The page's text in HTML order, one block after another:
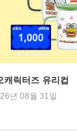
릭터즈 유리컵
년 08월 31일